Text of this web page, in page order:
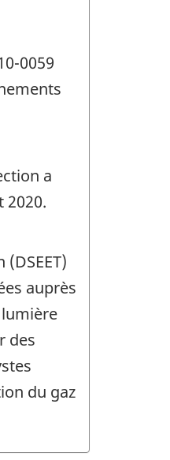
0059
a
2020.
auprès
des
du gaz